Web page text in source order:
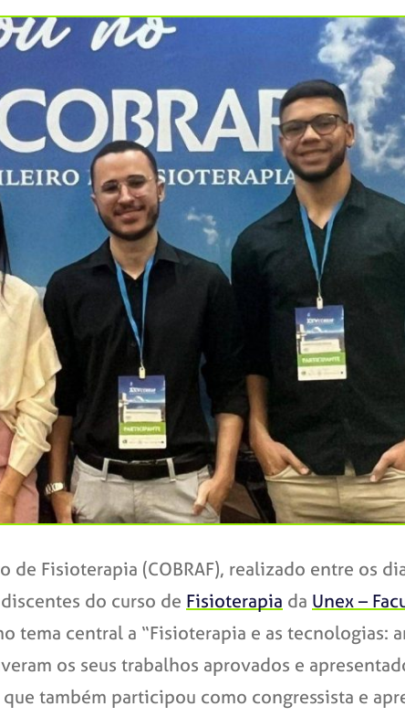
Fisioterapia (COBRAF), realizado entre os
do curso de Fisioterapia da Unex –
tema central a “Fisioterapia e as tecnologias:
os seus trabalhos aprovados e
também participou como congressista e